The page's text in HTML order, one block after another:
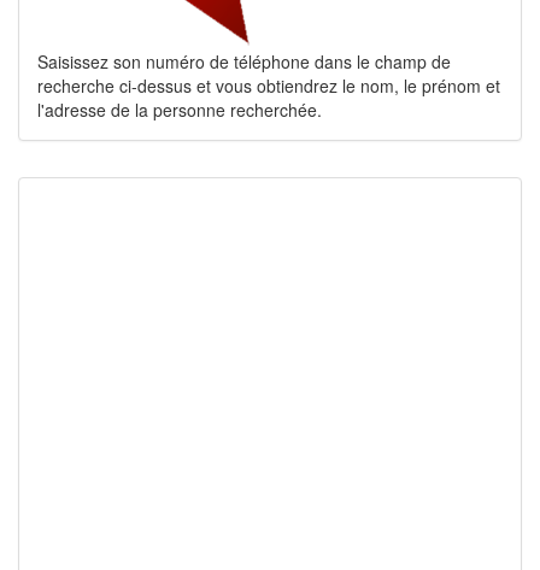
Saisissez son numéro de téléphone dans le champ de
recherche ci-dessus et vous obtiendrez le nom, le prénom et
l'adresse de la personne recherchée.